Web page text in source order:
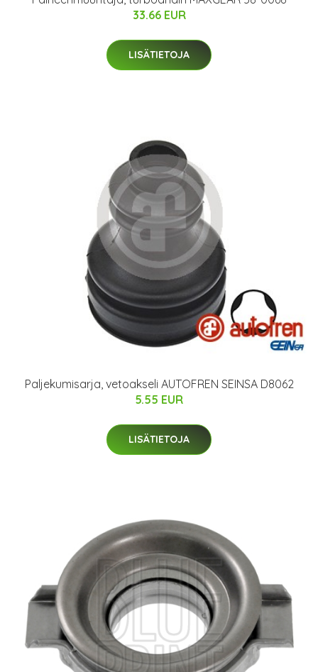
33.66 EUR
LISÄTIETOJA
Paljekumisarja, vetoakseli AUTOFREN SEINSA D8062
5.55 EUR
LISÄTIETOJA